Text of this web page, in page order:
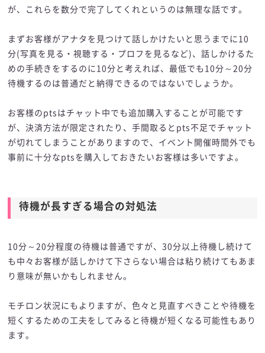
が、これらを数分で完了してくれというのは無理な話です。
まずお客様がアナタを見つけて話しかけたいと思うまでに10
分(写真を見る・視聴する・プロフを見るなど)、話しかけるた
めの手続きをするのに10分と考えれば、最低でも10分～20分
待機するのは普通だと納得できるのではないでしょうか。
お客様のptsはチャット中でも追加購入することが可能です
が、決済方法が限定されたり、手間取るとpts不足でチャット
が切れてしまうことがありますので、イベント開催時間外でも
事前に十分なptsを購入しておきたいお客様は多いですよ。
待機が長すぎる場合の対処法
10分～20分程度の待機は普通ですが、30分以上待機し続けて
も中々お客様が話しかけて下さらない場合は粘り続けてもあま
り意味が無いかもしれません。
モチロン状況にもよりますが、色々と見直すべきことや待機を
短くするための工夫をしてみると待機が短くなる可能性もあり
ます。